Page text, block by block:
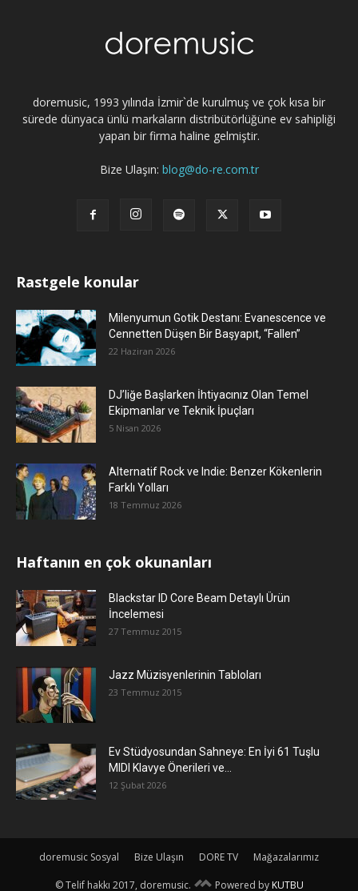
doremusic, 1993 yılında İzmir`de kurulmuş ve çok kısa bir
sürede dünyaca ünlü markaların distribütörlüğüne ev sahipliği
yapan bir firma haline gelmiştir.
Bize Ulaşın: blog@do-re.com.tr
Rastgele konular
Milenyumun Gotik Destanı: Evanescence ve
Cennetten Düşen Bir Başyapıt, “Fallen”
22 Haziran 2026
DJ’liğe Başlarken İhtiyacınız Olan Temel
Ekipmanlar ve Teknik İpuçları
5 Nisan 2026
Alternatif Rock ve Indie: Benzer Kökenlerin
Farklı Yolları
18 Temmuz 2026
Haftanın en çok okunanları
Blackstar ID Core Beam Detaylı Ürün
İncelemesi
27 Temmuz 2015
Jazz Müzisyenlerinin Tabloları
23 Temmuz 2015
Ev Stüdyosundan Sahneye: En İyi 61 Tuşlu
MIDI Klavye Önerileri ve...
12 Şubat 2026
doremusic Sosyal Bize Ulaşın DORE TV Mağazalarımız
© Telif hakkı 2017, doremusic. Powered by KUTBU